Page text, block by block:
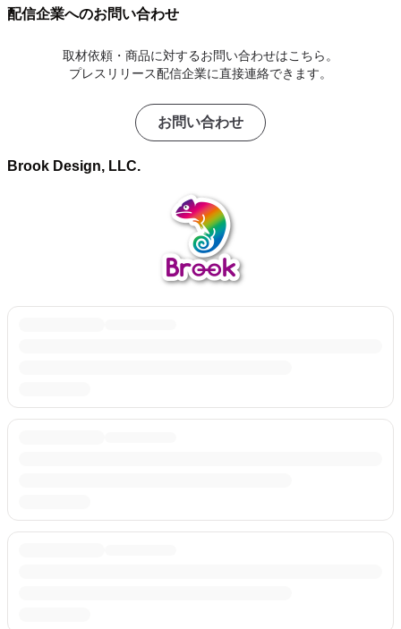
配信企業へのお問い合わせ
取材依頼・商品に対するお問い合わせはこちら。
プレスリリース配信企業に直接連絡できます。
お問い合わせ
Brook Design, LLC.